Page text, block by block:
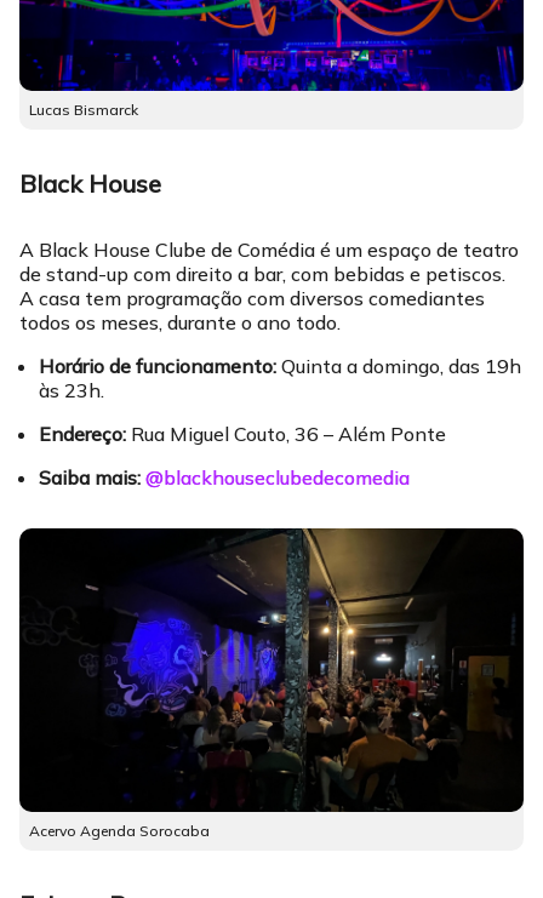
Lucas Bismarck
Black House
A Black House Clube de Comédia é um espaço de teatro
de stand-up com direito a bar, com bebidas e petiscos.
A casa tem programação com diversos comediantes
todos os meses, durante o ano todo.
Horário de funcionamento: Quinta a domingo, das 19h
às 23h.
Endereço: Rua Miguel Couto, 36 – Além Ponte
Saiba mais: @blackhouseclubedecomedia
Acervo Agenda Sorocaba